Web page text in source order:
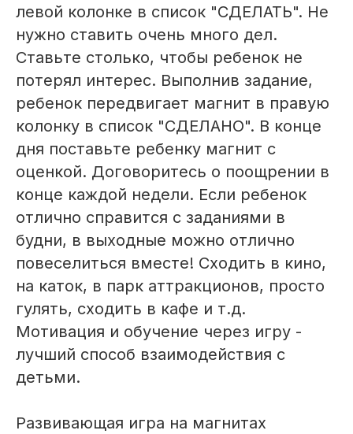
левой колонке в список "СДЕЛАТЬ". Не
нужно ставить очень много дел.
Ставьте столько, чтобы ребенок не
потерял интерес. Выполнив задание,
ребенок передвигает магнит в правую
колонку в список "СДЕЛАНО". В конце
дня поставьте ребенку магнит с
оценкой. Договоритесь о поощрении в
конце каждой недели. Если ребенок
отлично справится с заданиями в
будни, в выходные можно отлично
повеселиться вместе! Сходить в кино,
на каток, в парк аттракционов, просто
гулять, сходить в кафе и т.д.
Мотивация и обучение через игру -
лучший способ взаимодействия с
детьми.
Развивающая игра на магнитах